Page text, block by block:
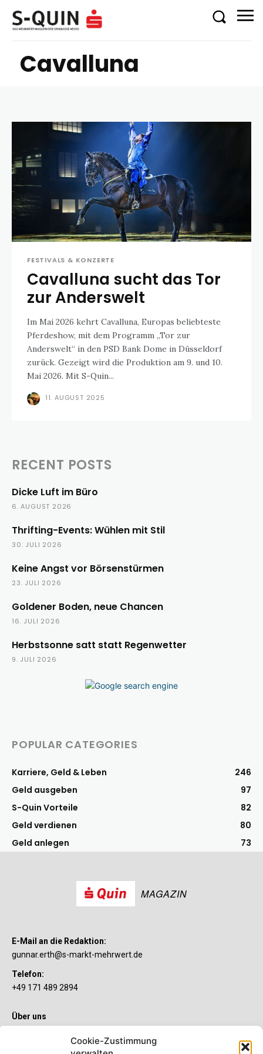
Cookie-Zustimmung
Cavalluna
FESTIVALS & KONZERTE
Cavalluna sucht das Tor
zur Anderswelt
Im Mai 2026 kehrt Cavalluna, Europas beliebteste
Pferdeshow, mit dem Programm „Tor zur
Anderswelt“ in den PSD Bank Dome in Düsseldorf
zurück. Gezeigt wird die Produktion am 9. und 10.
Mai 2026. Mit S-Quin...
11. AUGUST 2025
RECENT POSTS
Dicke Luft im Büro
6. AUGUST 2026
Thrifting-Events: Wühlen mit Stil
30. JULI 2026
Keine Angst vor Börsenstürmen
23. JULI 2026
Goldener Boden, neue Chancen
16. JULI 2026
Herbstsonne satt statt Regenwetter
9. JULI 2026
POPULAR CATEGORIES
Karriere, Geld & Leben
246
Geld ausgeben
97
S-Quin Vorteile
82
Geld verdienen
80
Geld anlegen
73
MAGAZIN
E-Mail an die Redaktion:
gunnar.erth@s-markt-mehrwert.de
Telefon:
+49 171 489 2894
Über uns
Sie wollen mehr als ein gewöhnliches Girokonto? Dann ist unser